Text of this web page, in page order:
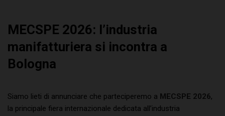
MECSPE 2026: l’industria
manifatturiera si incontra a
Bologna
Siamo lieti di annunciare che parteciperemo a MECSPE 2026,
la principale fiera internazionale dedicata all’industria